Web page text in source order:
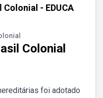
- EDUCA
Colonial
foi adotado